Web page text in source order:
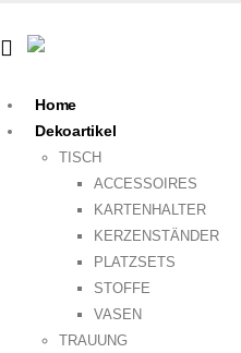
Home
Dekoartikel
TISCH
ACCESSOIRES
KARTENHALTER
KERZENSTÄNDER
PLATZSETS
STOFFE
VASEN
TRAUUNG